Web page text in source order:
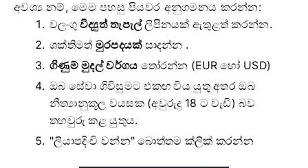
අවශ්‍ය නම්, මෙම පහසු පියවර අනුගමනය කරන්න:
වලංගුවිද්‍යුත් තැපැල්ලිපිනයක් ඇතුළත් කරන්න.
ශක්තිමත් මුරපදයක්සාදන්න .
ගිණුම් මුදල් වර්ගය තෝරන්න (EUR හෝ USD)
ඔබ සේවා ගිවිසුමට එකඟ විය යුතු අතර ඔබ
නීත්‍යානුකූල වයසක (අවුරුදු 18 ට වැඩි) බව
තහවුරු කළ යුතුය.
"ලියාපදිංචි වන්න" බොත්තම ක්ලික් කරන්න